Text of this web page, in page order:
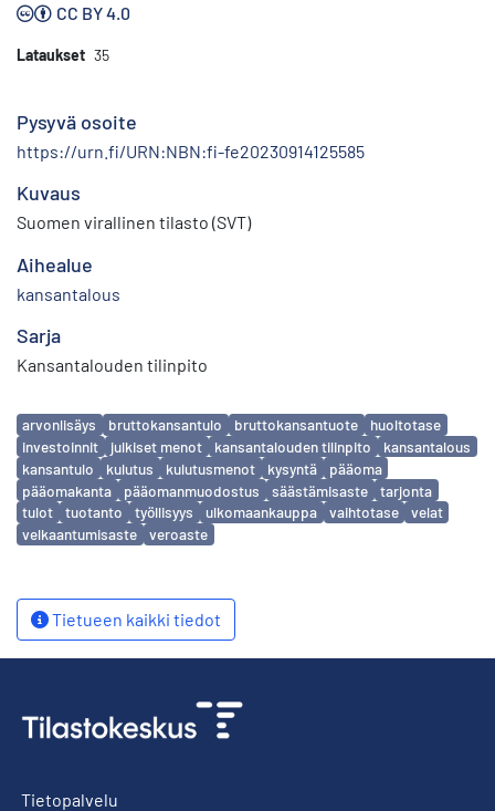
CC BY 4.0
Lataukset 35
Pysyvä osoite
https://urn.fi/URN:NBN:fi-fe20230914125585
Kuvaus
Suomen virallinen tilasto (SVT)
Aihealue
kansantalous
Sarja
Kansantalouden tilinpito
Avainsanat
arvonlisäys bruttokansantulo bruttokansantuote
huoltotase
investoinnit
julkiset menot kansantalouden tilinpito
kansantalous
kansantulo
kulutus kulutusmenot kysyntä
pääoma
pääomakanta
pääomanmuodostus säästämisaste
tarjonta
tulot
tuotanto työllisyys ulkomaankauppa vaihtotase
velat
velkaantumisaste
veroaste
Tietueen kaikki tiedot
Tietopalvelu